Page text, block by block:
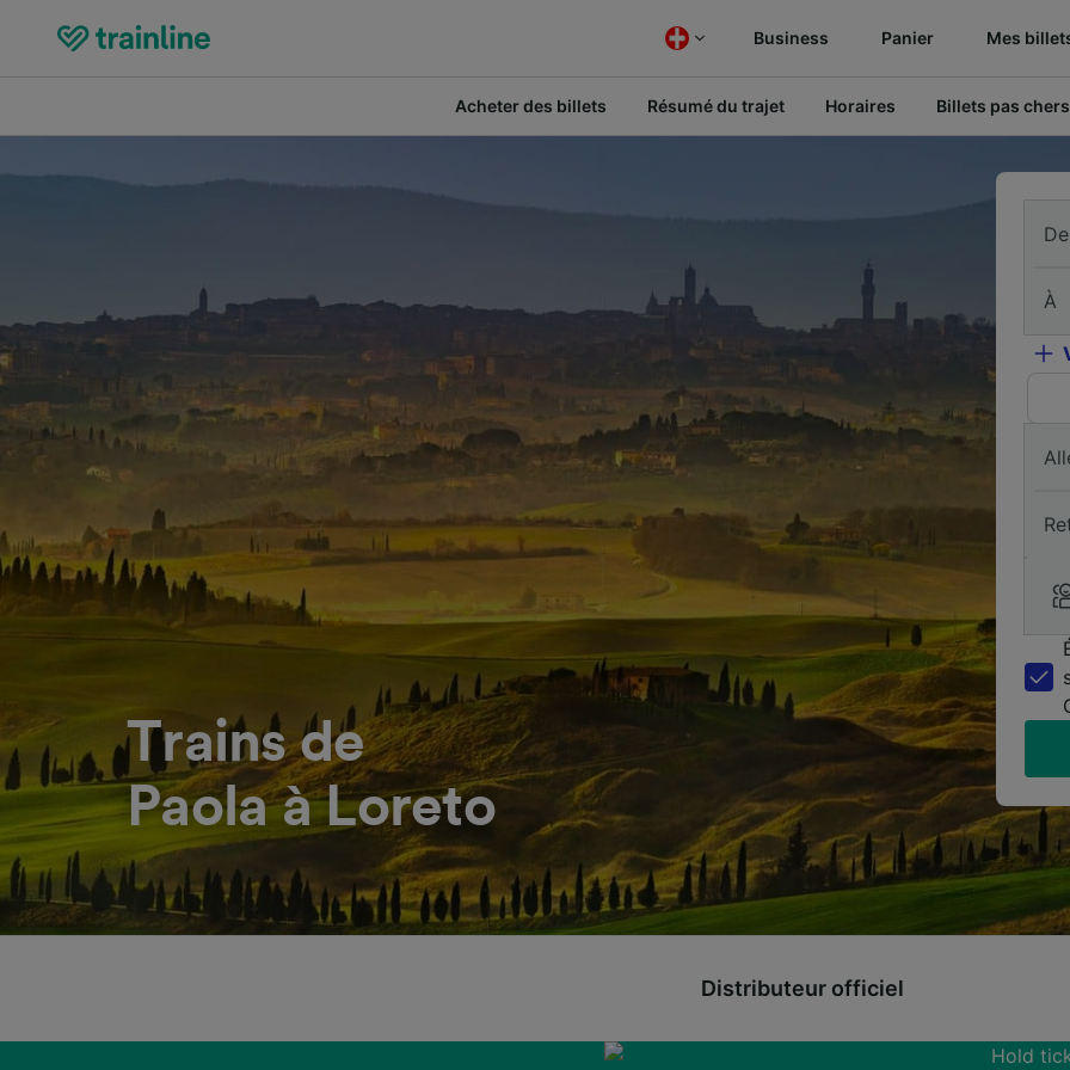
Business Panier Mes
Acheter des billets Résumé du trajet Horaires Billets pas chers
Trains de
Paola à Loreto
De
À
Distributeur officiel